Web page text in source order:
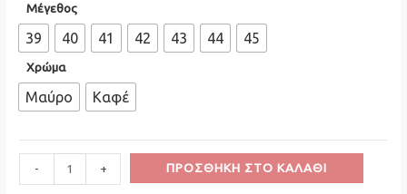
Μέγεθος
39 40 41 42 43 44 45
Χρώμα
Μαύρο Καφέ
Quantity
-
ANTONIO
Casual
Quantity
+ ΠΡΟΣΘΉΚΗ ΣΤΟ ΚΑΛΆΘΙ